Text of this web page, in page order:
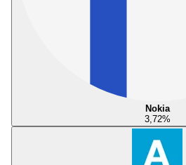
Nokia
3,72%